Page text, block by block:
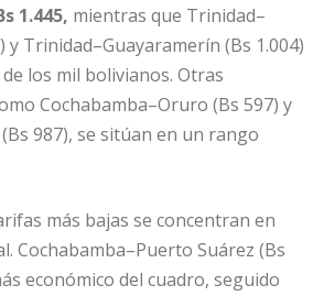
1.445, mientras que Trinidad–
y Trinidad–Guayaramerín (Bs 1.004)
los mil bolivianos. Otras
Cochabamba–Oruro (Bs 597) y
987), se sitúan en un rango
más bajas se concentran en
Cochabamba–Puerto Suárez (Bs
económico del cuadro, seguido